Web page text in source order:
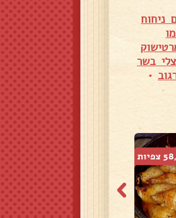
ניחוח
צלי בשר
•